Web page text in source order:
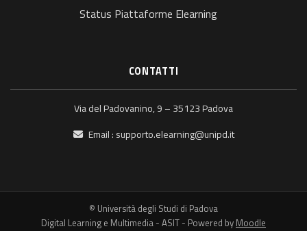
Status Piattaforme Elearning
CONTATTI
Via del Padovanino, 9 – 35123 Padova
Email : supporto.elearning@unipd.it
© Università degli Studi di Padova
Digital Learning e Multimedia - ASIT - Powered by Moodle